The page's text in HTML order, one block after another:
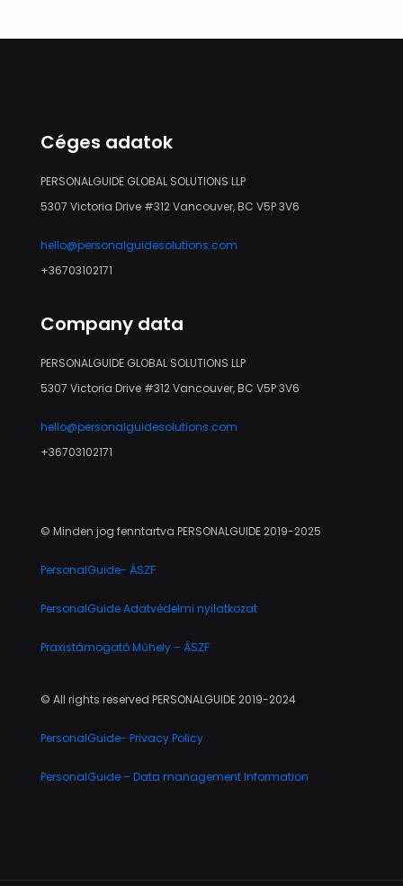
Céges adatok
PERSONALGUIDE GLOBAL SOLUTIONS LLP
5307 Victoria Drive #312 Vancouver, BC V5P 3V6
hello@personalguidesolutions.com
+36703102171
Company data
PERSONALGUIDE GLOBAL SOLUTIONS LLP
5307 Victoria Drive #312 Vancouver, BC V5P 3V6
hello@personalguidesolutions.com
+36703102171
© Minden jog fenntartva PERSONALGUIDE 2019-2025
PersonalGuide- ÁSZF
PersonalGuide Adatvédelmi nyilatkozat
Praxistámogató Műhely – ÁSZF
© All rights reserved PERSONALGUIDE 2019-2024
PersonalGuide- Privacy Policy
PersonalGuide – Data management Information